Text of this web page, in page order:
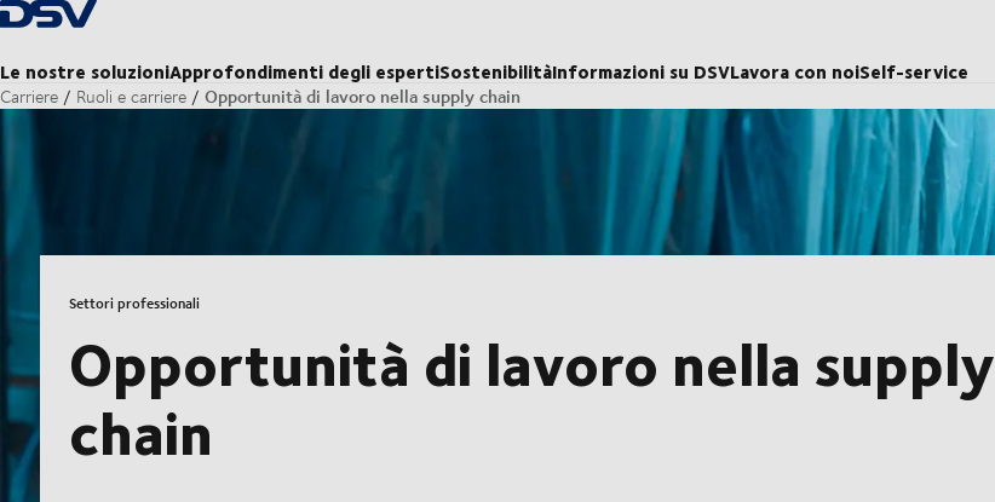
Torna alla pagina iniziale
Le nostre soluzioniApprofondimenti degli espertiSostenibilitàInformazioni su DSVLavora con noiSelf-service
Carriere Ruoli e carriere Opportunità di lavoro nella supply chain
Settori professionali
Opportunità di lavoro nella supply
chain